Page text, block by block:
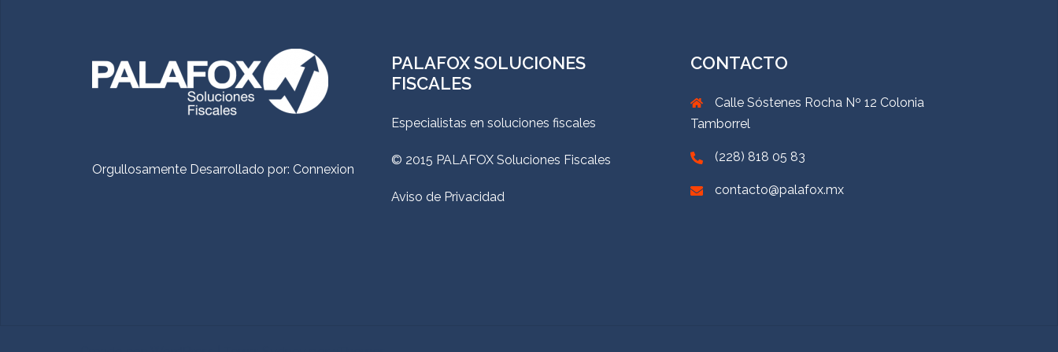
Orgullosamente Desarrollado por: Connexion
PALAFOX SOLUCIONES
FISCALES
Especialistas en soluciones fiscales
© 2015 PALAFOX Soluciones Fiscales
Aviso de Privacidad
CONTACTO
Calle Sóstenes Rocha Nº 12 Colonia
Tamborrel
(228) 818 05 83
contacto@palafox.mx